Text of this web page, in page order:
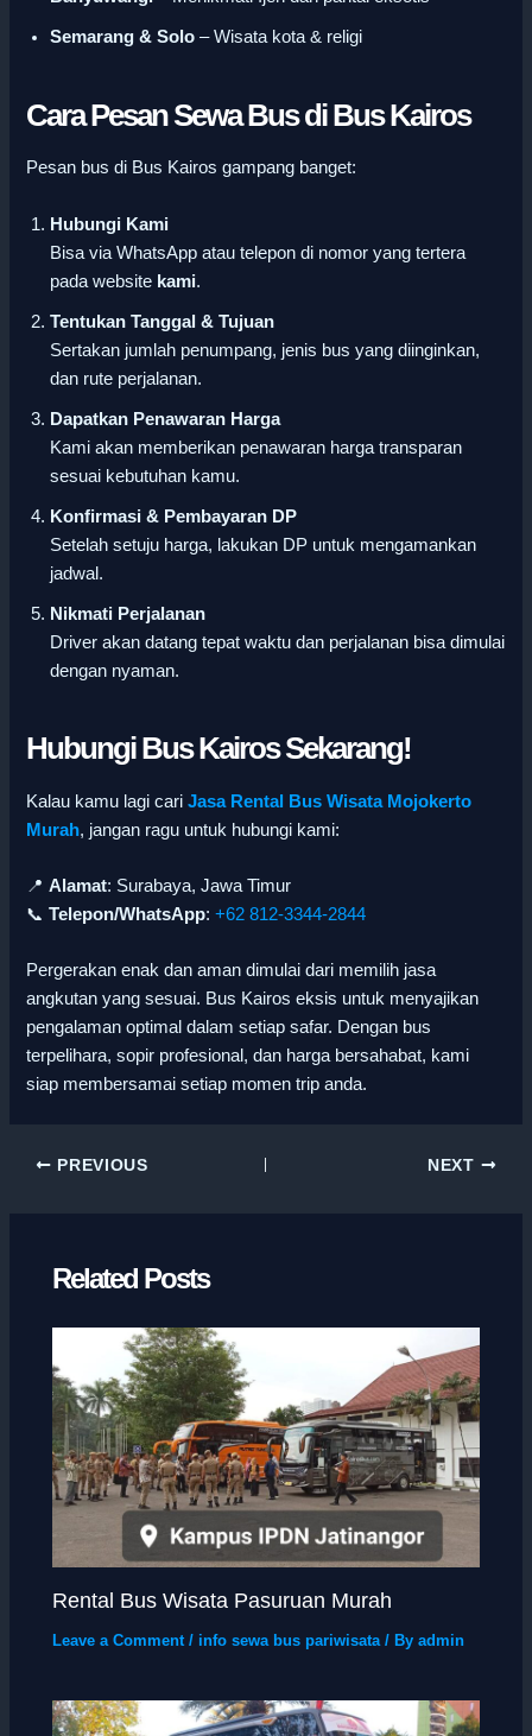
Semarang & Solo – Wisata kota & religi
Cara Pesan Sewa Bus di Bus Kairos
Pesan bus di Bus Kairos gampang banget:
Hubungi Kami
Bisa via WhatsApp atau telepon di nomor yang tertera
pada website kami.
Tentukan Tanggal & Tujuan
Sertakan jumlah penumpang, jenis bus yang diinginkan,
dan rute perjalanan.
Dapatkan Penawaran Harga
Kami akan memberikan penawaran harga transparan
sesuai kebutuhan kamu.
Konfirmasi & Pembayaran DP
Setelah setuju harga, lakukan DP untuk mengamankan
jadwal.
Nikmati Perjalanan
Driver akan datang tepat waktu dan perjalanan bisa dimulai
dengan nyaman.
Hubungi Bus Kairos Sekarang!
Kalau kamu lagi cariJasa Rental Bus Wisata Mojokerto
Murah, jangan ragu untuk hubungi kami:
📍Alamat: Surabaya, Jawa Timur
📞Telepon/WhatsApp:+62 812-3344-2844
Pergerakan enak dan aman dimulai dari memilih jasa
angkutan yang sesuai. Bus Kairos eksis untuk menyajikan
pengalaman optimal dalam setiap safar. Dengan bus
terpelihara, sopir profesional, dan harga bersahabat, kami
siap membersamai setiap momen trip anda.
PREVIOUS NEXT
Related Posts
Rental Bus Wisata Pasuruan Murah
Leave a Comment / info sewa bus pariwisata/ Byadmin